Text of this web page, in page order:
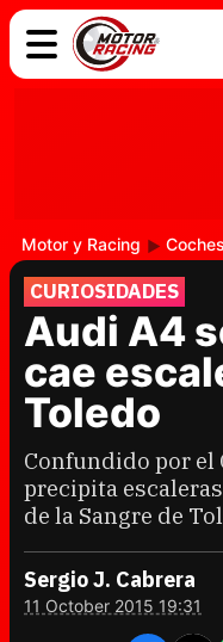
Motor y Racing Coches
CURIOSIDADES
Audi A4
cae
Toledo
Confundido por el
precipita
de la Sangre de
Sergio J. Cabrera
11 October 2015 19:31